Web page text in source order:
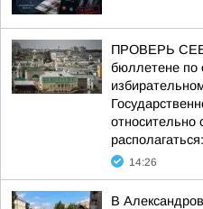
ПРОВЕРЬ
бюллетене по
относительно
располагаться:
14:26
В